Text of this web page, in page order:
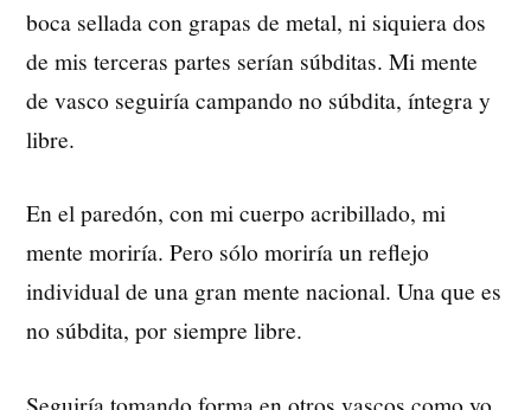
boca sellada con grapas de metal, ni siquiera dos
de mis terceras partes serían súbditas. Mi mente
de vasco seguiría campando no súbdita, íntegra y
libre.
En el paredón, con mi cuerpo acribillado, mi
mente moriría. Pero sólo moriría un reflejo
individual de una gran mente nacional. Una que es
no súbdita, por siempre libre.
Seguiría tomando forma en otros vascos como yo,